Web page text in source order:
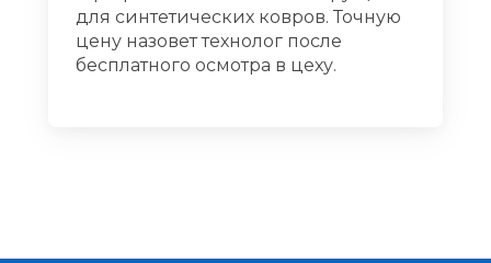
для синтетических ковров. Точную
цену назовет технолог после
бесплатного осмотра в цеху.